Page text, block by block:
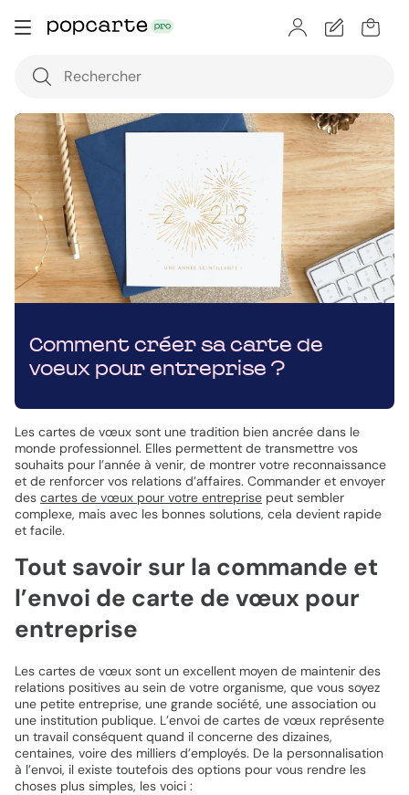
Comment créer sa carte de
voeux pour entreprise ?
Les cartes de vœux sont une tradition bien ancrée dans le
monde professionnel. Elles permettent de transmettre vos
souhaits pour l’année à venir, de montrer votre reconnaissance
et de renforcer vos relations d’affaires. Commander et envoyer
des cartes de vœux pour votre entreprise peut sembler
complexe, mais avec les bonnes solutions, cela devient rapide
et facile.
Tout savoir sur la commande et
l’envoi de carte de vœux pour
entreprise
Les cartes de vœux sont un excellent moyen de maintenir des
relations positives au sein de votre organisme, que vous soyez
une petite entreprise, une grande société, une association ou
une institution publique. L’envoi de cartes de vœux représente
un travail conséquent quand il concerne des dizaines,
centaines, voire des milliers d’employés. De la personnalisation
à l’envoi, il existe toutefois des options pour vous rendre les
choses plus simples, les voici :